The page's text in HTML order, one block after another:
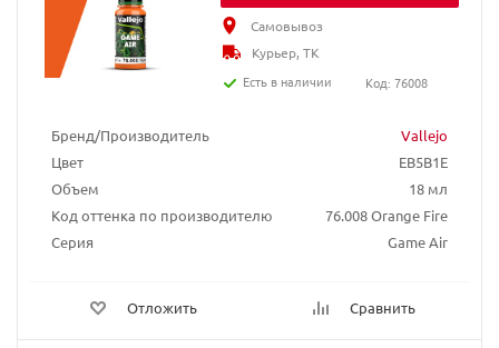
Бренд/Производитель
Vallejo
Цвет
EB5B1E
Объем
18 мл
Код оттенка по производителю
76.008 Orange Fire
Серия
Game Air
Отложить Сравнить
Самовывоз
Курьер, ТК
Есть в наличии
Код: 76008